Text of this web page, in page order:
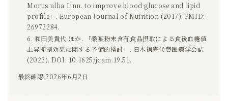
Morus alba Linn. to improve blood glucose and lipid
profile」. European Journal of Nutrition (2017). PMID:
26972284.
和田美貴代 ほか. 「桑葉粉末含有食品摂取による食後血糖値
上昇抑制効果に関する予備的検討」. 日本補完代替医療学会誌
(2022). DOI: 10.1625/jcam.19.51.
最終確認:2026年6月2日